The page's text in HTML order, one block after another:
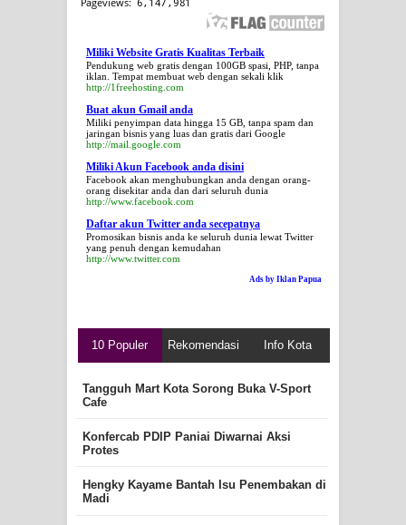
Miliki Website Gratis Kualitas Terbaik
Pendukung web gratis dengan 100GB spasi, PHP, tanpa
iklan. Tempat membuat web dengan sekali klik
http://1freehosting.com
Buat akun Gmail anda
Miliki penyimpan data hingga 15 GB, tanpa spam dan
jaringan bisnis yang luas dan gratis dari Google
http://mail.google.com
Miliki Akun Facebook anda disini
Facebook akan menghubungkan anda dengan orang-
orang disekitar anda dan dari seluruh dunia
http://www.facebook.com
Daftar akun Twitter anda secepatnya
Promosikan bisnis anda ke seluruh dunia lewat Twitter
yang penuh dengan kemudahan
http://www.twitter.com
Ads by Iklan Papua
10 Populer Rekomendasi Info Kota
Tangguh Mart Kota Sorong Buka V-Sport
Cafe
Konfercab PDIP Paniai Diwarnai Aksi
Protes
Hengky Kayame Bantah Isu Penembakan di
Madi